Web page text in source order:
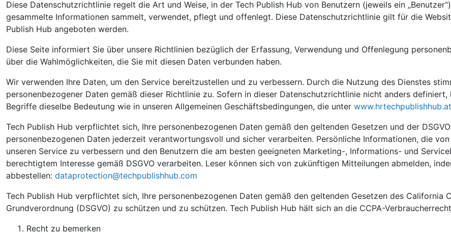
Diese Datenschutzrichtlinie regelt die Art und Weise, in der Tech Publish Hub von Benutzern (jeweils ein
gesammelte Informationen sammelt, verwendet, pflegt und offenlegt. Diese Datenschutzrichtlinie gilt für die
Publish Hub angeboten werden.
Diese Seite informiert Sie über unsere Richtlinien bezüglich der Erfassung, Verwendung und Offenlegung
über die Wahlmöglichkeiten, die Sie mit diesen Daten verbunden haben.
Wir verwenden Ihre Daten, um den Service bereitzustellen und zu verbessern. Durch die Nutzung des Dienstes
personenbezogener Daten gemäß dieser Richtlinie zu. Sofern in dieser Datenschutzrichtlinie nicht anders
Begriffe dieselbe Bedeutung wie in unseren Allgemeinen Geschäftsbedingungen, die unter www.hrtechpublishhub.at
Tech Publish Hub verpflichtet sich, Ihre personenbezogenen Daten gemäß den geltenden Gesetzen und der
personenbezogenen Daten jederzeit verantwortungsvoll und sicher verarbeiten. Persönliche Informationen, die
unseren Service zu verbessern und den Benutzern die am besten geeigneten Marketing-, Informations- und
berechtigtem Interesse gemäß DSGVO verarbeiten. Leser können sich von zukünftigen Mitteilungen abmelden,
abbestellen: dataprotection@techpublishhub.com
Tech Publish Hub verpflichtet sich, Ihre personenbezogenen Daten gemäß den geltenden Gesetzen des California
Grundverordnung (DSGVO) zu schützen und zu schützen. Tech Publish Hub hält sich an die CCPA-
Recht zu bemerken